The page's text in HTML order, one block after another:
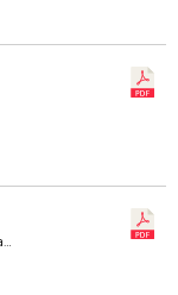
Commission Gestion des Compétitions Seniors Masculins